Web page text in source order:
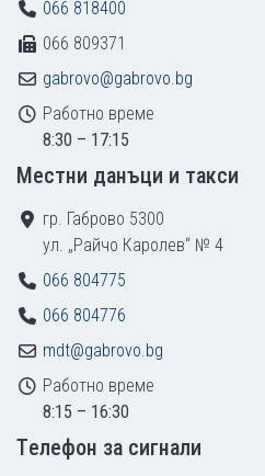
066 818400
066 809371
gabrovo@gabrovo.bg
Работно време
8:30 – 17:15
Местни данъци и такси
гр. Габрово 5300
ул. „Райчо Каролев“ № 4
066 804775
066 804776
mdt@gabrovo.bg
Работно време
8:15 – 16:30
Tелефон за сигнали